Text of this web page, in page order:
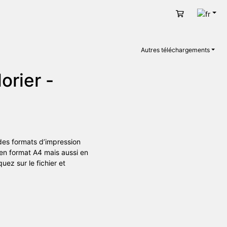
Panier
Autres téléchargements
-
formats d’impression
format A4 mais aussi en
sur le fichier et